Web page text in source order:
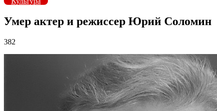
Умер актер и режиссер Юрий Соломин
382